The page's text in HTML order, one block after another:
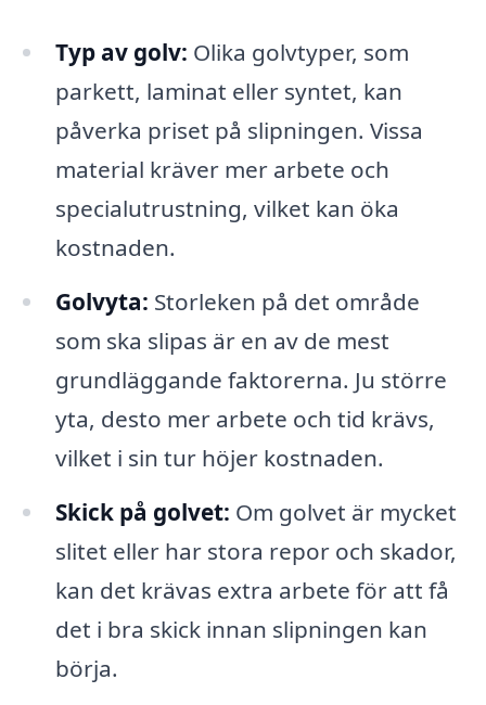
Typ av golv: Olika golvtyper, som
parkett, laminat eller syntet, kan
påverka priset på slipningen. Vissa
material kräver mer arbete och
specialutrustning, vilket kan öka
kostnaden.
Golvyta: Storleken på det område
som ska slipas är en av de mest
grundläggande faktorerna. Ju större
yta, desto mer arbete och tid krävs,
vilket i sin tur höjer kostnaden.
Skick på golvet: Om golvet är mycket
slitet eller har stora repor och skador,
kan det krävas extra arbete för att få
det i bra skick innan slipningen kan
börja.